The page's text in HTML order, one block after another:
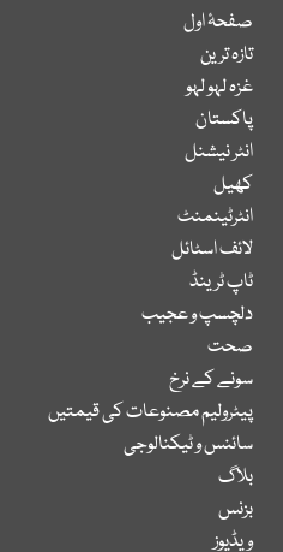
صفحۂ اول
تازہ ترین
غزہ لہو لہو
پاکستان
انٹر نیشنل
کھیل
انٹرٹینمنٹ
لائف اسٹائل
ٹاپ ٹرینڈ
دلچسپ و عجیب
صحت
سونے کے نرخ
پیٹرولیم مصنوعات کی قیمتیں
سائنس و ٹیکنالوجی
بلاگ
بزنس
ویڈیوز